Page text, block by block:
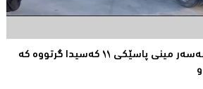
هاتوچۆی بازیان دەستی بەسەر مینی پاسێكی ١١ کەسیدا گرتووە کە